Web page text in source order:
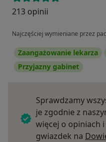
213 opinii
Najczęściej wymieniane przez
Zaangażowanie lekarza
Przyjazny gabinet
Sprawdzamy
je zgodnie z
więcej o opiniach
gwiazdek na